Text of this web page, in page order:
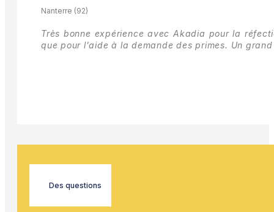
Nanterre (92)
Très bonne expérience avec Akadia pour la
que pour l'aide à la demande des primes. Un
Des questions